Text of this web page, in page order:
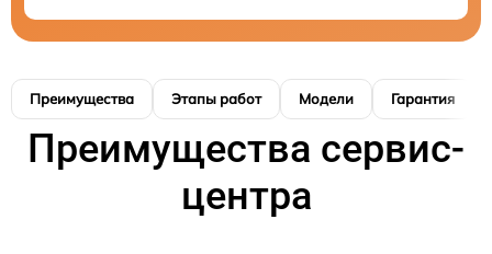
Преимущества Этапы работ Модели Гарантия
Преимущества сервис-
центра